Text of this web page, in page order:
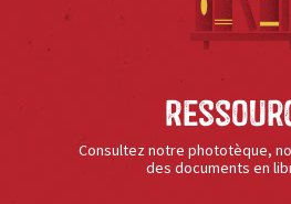
Consultez notre phototèque,
des documents en